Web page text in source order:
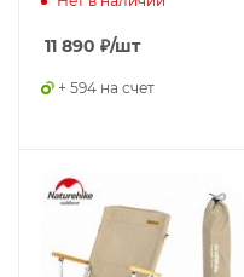
11 890 ₽/шт
+ 594 на счет